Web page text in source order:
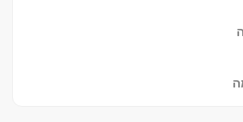
לתמונה אחת המאפשרת לחיות